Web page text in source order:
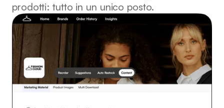
prodotti: tutto in un unico posto.